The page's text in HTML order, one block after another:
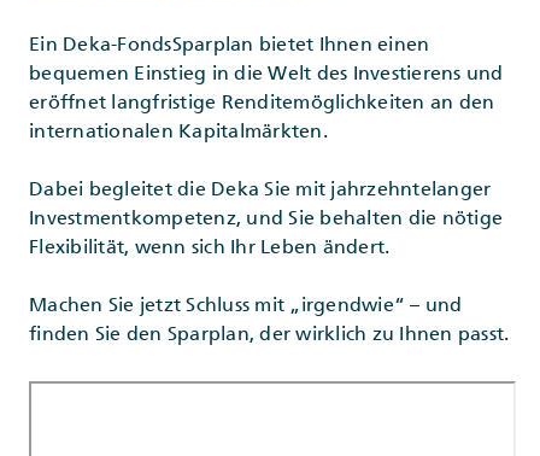
Ein Deka-FondsSparplan bietet Ihnen einen
bequemen Einstieg in die Welt des Investierens und
eröffnet langfristige Renditemöglichkeiten an den
internationalen Kapitalmärkten.
Dabei begleitet die Deka Sie mit jahrzehntelanger
Investmentkompetenz, und Sie behalten die nötige
Flexibilität, wenn sich Ihr Leben ändert.
Machen Sie jetzt Schluss mit „irgendwie“ – und
finden Sie den Sparplan, der wirklich zu Ihnen passt.